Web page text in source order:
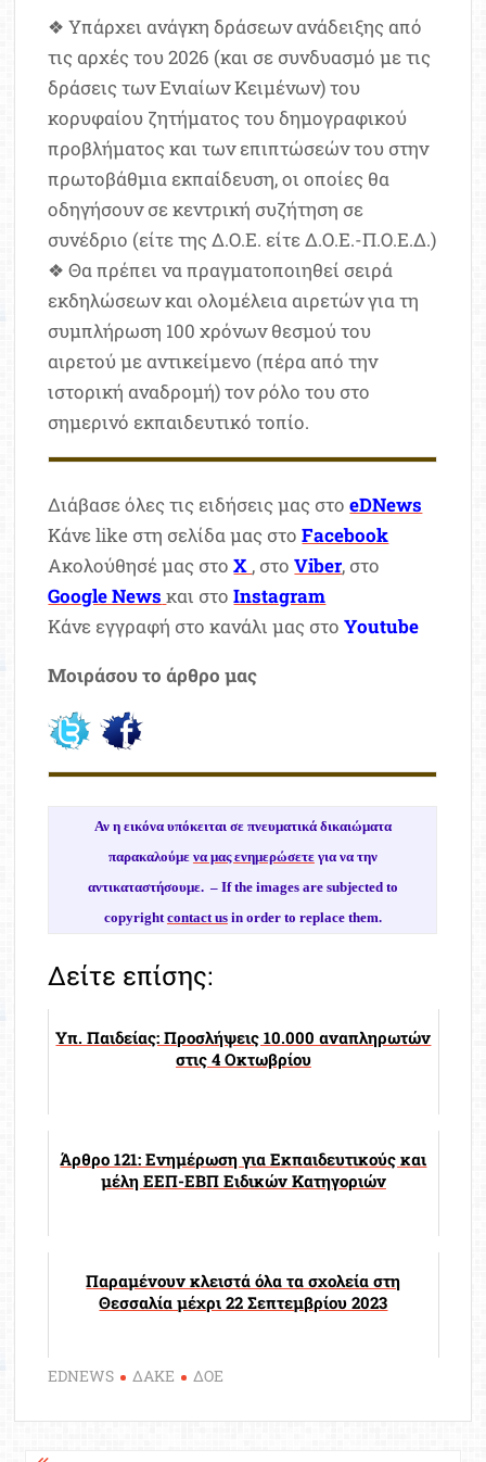
❖ Υπάρχει ανάγκη δράσεων ανάδειξης από
τις αρχές του 2026 (και σε συνδυασμό με τις
δράσεις των Ενιαίων Κειμένων) του
κορυφαίου ζητήματος του δημογραφικού
προβλήματος και των επιπτώσεών του στην
πρωτοβάθμια εκπαίδευση, οι οποίες θα
οδηγήσουν σε κεντρική συζήτηση σε
συνέδριο (είτε της Δ.Ο.Ε. είτε Δ.Ο.Ε.-Π.Ο.Ε.Δ.)
❖ Θα πρέπει να πραγματοποιηθεί σειρά
εκδηλώσεων και ολομέλεια αιρετών για τη
συμπλήρωση 100 χρόνων θεσμού του
αιρετού με αντικείμενο (πέρα από την
ιστορική αναδρομή) τον ρόλο του στο
σημερινό εκπαιδευτικό τοπίο.
Διάβασε όλες τις ειδήσεις μας στοeDNews
Κάνε like στη σελίδα μας στοFacebook
Ακολούθησέ μας στοX , στοViber, στο
Google News και στοInstagram
Κάνε εγγραφή στο κανάλι μας στοYoutube
Μοιράσου το άρθρο μας
Αν η εικόνα υπόκειται σε πνευματικά δικαιώματα
παρακαλούμε να μας ενημερώσετεγια να την
αντικαταστήσουμε. – If the images are subjected to
copyright contact usin order to replace them.
Δείτε επίσης:
Υπ. Παιδείας: Προσλήψεις 10.000 αναπληρωτών
στις 4 Οκτωβρίου
Άρθρο 121: Ενημέρωση για Εκπαιδευτικούς και
μέλη ΕΕΠ-ΕΒΠ Ειδικών Κατηγοριών
Παραμένουν κλειστά όλα τα σχολεία στη
Θεσσαλία μέχρι 22 Σεπτεμβρίου 2023
EDNEWS ΔΑΚΕ ΔΟΕ